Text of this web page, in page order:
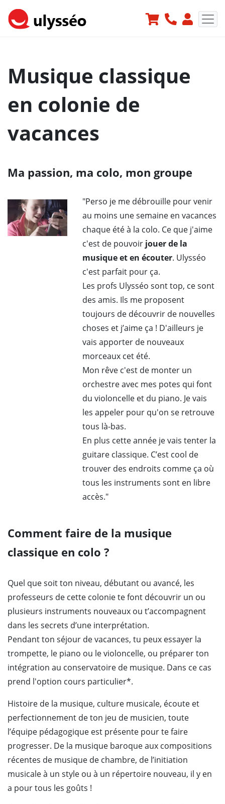
Musique classique
en colonie de
vacances
Ma passion, ma colo, mon groupe
"Perso je me débrouille pour venir
au moins une semaine en vacances
chaque été à la colo. Ce que j'aime
c'est de pouvoir jouer de la
musique et en écouter. Ulysséo
c'est parfait pour ça.
Les profs Ulysséo sont top, ce sont
des amis. Ils me proposent
toujours de découvrir de nouvelles
choses et j’aime ça ! D'ailleurs je
vais apporter de nouveaux
morceaux cet été.
Mon rêve c'est de monter un
orchestre avec mes potes qui font
du violoncelle et du piano. Je vais
les appeler pour qu'on se retrouve
tous là-bas.
En plus cette année je vais tenter la
guitare classique. C’est cool de
trouver des endroits comme ça où
tous les instruments sont en libre
accès."
Comment faire de la musique
classique en colo ?
Quel que soit ton niveau, débutant ou avancé, les
professeurs de cette colonie te font découvrir un ou
plusieurs instruments nouveaux ou t’accompagnent
dans les secrets d’une interprétation.
Pendant ton séjour de vacances, tu peux essayer la
trompette, le piano ou le violoncelle, ou préparer ton
intégration au conservatoire de musique. Dans ce cas
prend l'option cours particulier*.
Histoire de la musique, culture musicale, écoute et
perfectionnement de ton jeu de musicien, toute
l’équipe pédagogique est présente pour te faire
progresser. De la musique baroque aux compositions
récentes de musique de chambre, de l’initiation
musicale à un style ou à un répertoire nouveau, il y en
a pour tous les goûts !